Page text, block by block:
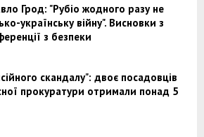
Грод: "Рубіо жодного разу не
українську війну". Висновки з
з безпеки
скандалу": двоє посадовців
прокуратури отримали понад 5